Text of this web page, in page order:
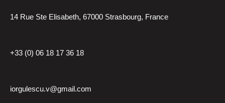
14 Rue Ste Elisabeth, 67000 Strasbourg, France
+33 (0) 06 18 17 36 18
iorgulescu.v@gmail.com